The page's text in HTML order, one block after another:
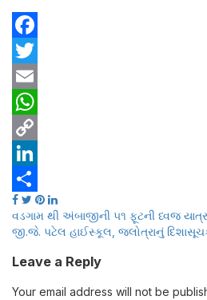
Facebook
Twitter
Email
WhatsApp
Copy
Link
LinkedIn
Share
Post
navigation
વડગામ થી અંબાજીની ૫૧ ફૂટની ધ્વજ
જી.જે. પટેલ હાઈસ્કૂલ, જલોત્રાનું દિશાસૂચક
Leave a Reply
Your email address will not be